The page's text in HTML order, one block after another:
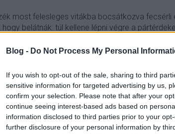
Blog - Do Not Process My Personal
If you wish to opt-out of the sale, sharing to third
sensitive information for targeted advertising by us,
confirm your selection. Please note that after your
continue seeing interest-based ads based on
information disclosed to third parties prior to your
further disclosure of your personal information by
most felesleges vitákba bocsátkozva fecsérli
hogy belátnák: túl kellene lépni végre a
mindenki a számára legkedvesebb politikai
TOVÁBB